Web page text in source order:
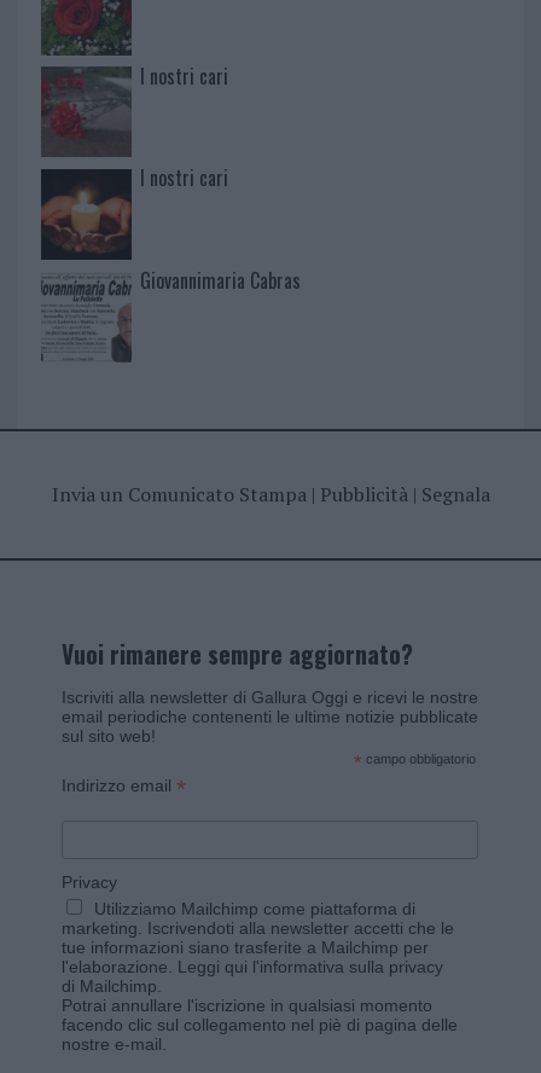
I nostri cari
I nostri cari
Giovannimaria Cabras
Invia un Comunicato Stampa| Pubblicità| Segnala
Vuoi rimanere sempre aggiornato?
Iscriviti alla newsletter di Gallura Oggi e ricevi le nostre
email periodiche contenenti le ultime notizie pubblicate
sul sito web!
* campo obbligatorio
Indirizzo email *
Privacy
Utilizziamo Mailchimp come piattaforma di
marketing. Iscrivendoti alla newsletter accetti che le
tue informazioni siano trasferite a Mailchimp per
l'elaborazione. Leggi qui l'informativa sulla privacy
di Mailchimp
Potrai annullare l'iscrizione in qualsiasi momento
facendo clic sul collegamento nel piè di pagina delle
nostre e-mail.